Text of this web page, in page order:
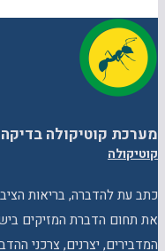
מערכת קוטיקולה בדיקה
קוטיקולה
כתב עת להדברה, בריאות
את תחום הדברת המזיקים
המדבירים, יצרנים, צרכני